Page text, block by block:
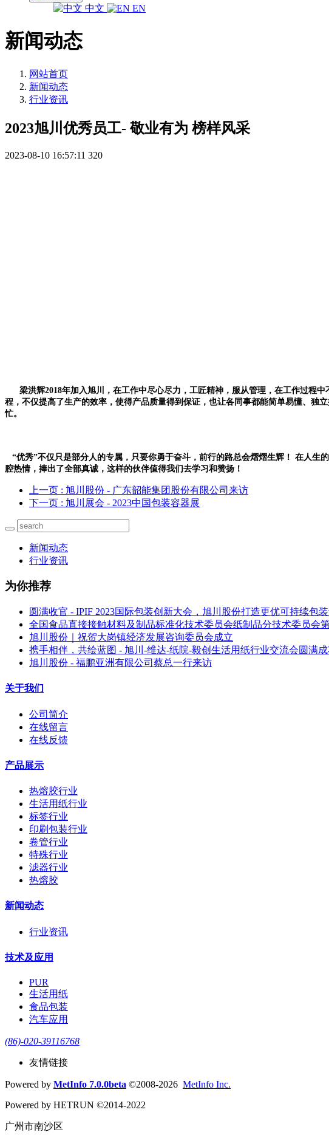
中文 EN
新闻动态
网站首页
新闻动态
行业资讯
2023旭川优秀员工- 敬业有为 榜样风采
2023-08-10 16:57:11 320
梁洪辉2018年加入旭川，在工作中尽心尽力，工匠精神，服从管理，在工作过程
程，不仅提高了生产的效率，使得产品质量得到保证，也让各同事都能简单易懂、独
忙。
“优秀”不仅只是部分人的专属，只要你勇于奋斗，前行的路总会熠熠生辉！ 在人
腔热情，捧出了全部真诚，这样的伙伴值得我们去学习和赞扬！
上一页 : 旭川股份 - 广东韶能集团股份有限公司来访
下一页 : 旭川展会 - 2023中国包装容器展
新闻动态
行业资讯
为你推荐
圆满收官 - IPIF 2023国际包装创新大会，旭川股份打造更优可持续包
全国食品直接接触材料及制品标准化技术委员会纸制品分技术委员会
旭川股份｜祝贺大岗镇经济发展咨询委员会成立
携手相伴，共绘蓝图 - 旭川-维达-纸院-毅创生活用纸行业交流会圆满成
旭川股份 - 福鹏亚洲有限公司蔡总一行来访
关于我们
公司简介
在线留言
在线反馈
产品展示
热熔胶行业
生活用纸行业
标签行业
印刷包装行业
卷管行业
特殊行业
滤器行业
热熔胶
新闻动态
行业资讯
技术及应用
PUR
生活用纸
食品包装
汽车应用
(86)-020-39116768
友情链接
Powered by MetInfo 7.0.0beta ©2008-2026 MetInfo Inc.
Powered by HETRUN ©2014-2022
广州市南沙区